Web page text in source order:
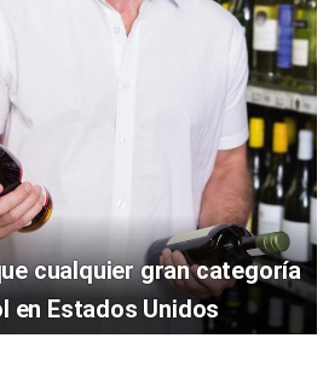
cualquier gran categoría
en Estados Unidos